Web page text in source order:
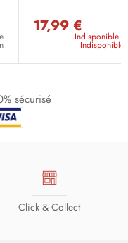
17,99 €
Indisponible
Indisponible
sécurisé
Click & Collect